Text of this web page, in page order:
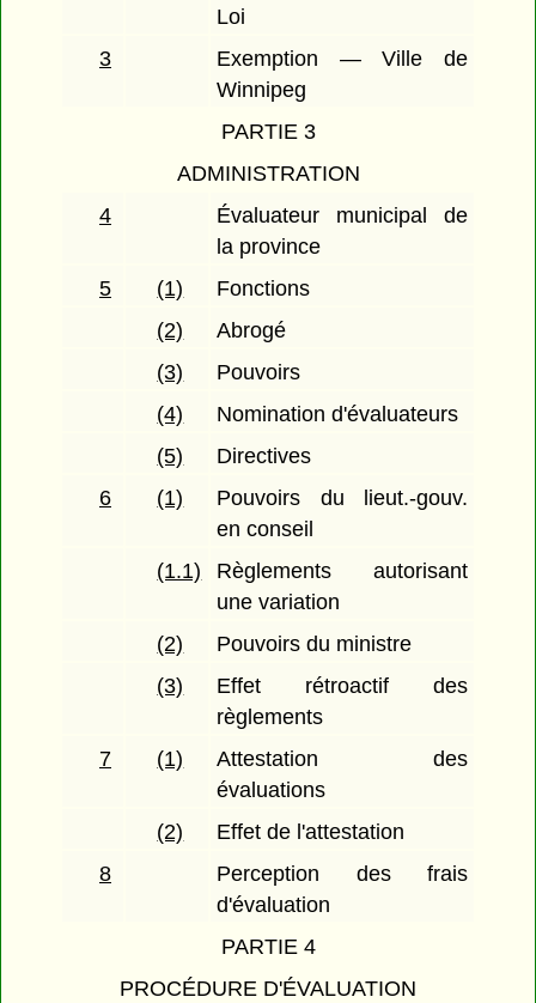
Loi
3
Exemption — Ville de
Winnipeg
PARTIE 3
ADMINISTRATION
4
Évaluateur municipal de
la province
5
(1)
Fonctions
(2)
Abrogé
(3)
Pouvoirs
(4)
Nomination d'évaluateurs
(5)
Directives
6
(1)
Pouvoirs du lieut.-gouv.
en conseil
(1.1)
Règlements autorisant
une variation
(2)
Pouvoirs du ministre
(3)
Effet rétroactif des
règlements
7
(1)
Attestation des
évaluations
(2)
Effet de l'attestation
8
Perception des frais
d'évaluation
PARTIE 4
PROCÉDURE D'ÉVALUATION